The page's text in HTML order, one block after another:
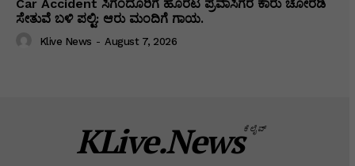
Car Accident ಸಿಗಂದೂರಿಗೆ ಹೊರಟ ಪ್ರವಾಸಿಗರ ಕಾರು ಚೋರಡಿ
ಸೇತುವೆ ಬಳಿ ಪಲ್ಟಿ: ಆರು ಮಂದಿಗೆ ಗಾಯ.
Klive News - August 7, 2026
KLive.Newsಕೆಲೈವ್